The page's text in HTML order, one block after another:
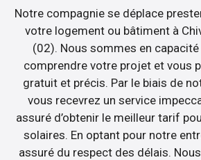
Notre compagnie se déplace
votre logement ou bâtiment à
(02). Nous sommes en
comprendre votre projet et vous
gratuit et précis. Par le biais de
vous recevrez un service
assuré d’obtenir le meilleur tarif
solaires. En optant pour notre
assuré du respect des délais.